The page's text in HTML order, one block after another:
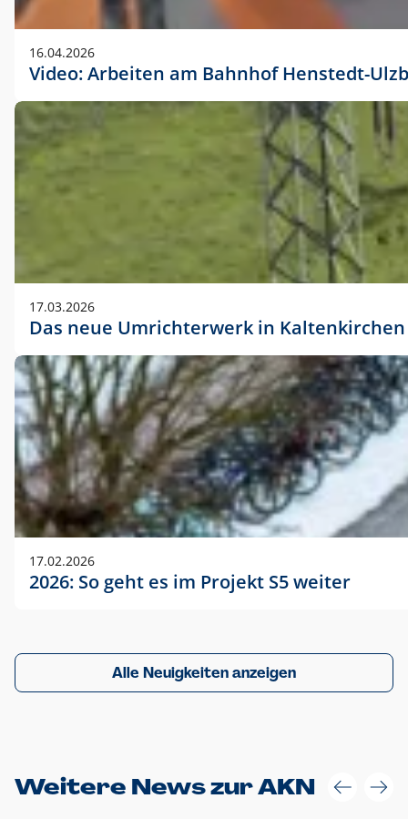
16.04.2026
Video: Arbeiten am Bahnhof Henstedt-
17.03.2026
Das neue Umrichterwerk in Kaltenkirchen
17.02.2026
2026: So geht es im Projekt S5 weiter
Alle Neuigkeiten anzeigen
Weitere News zur AKN